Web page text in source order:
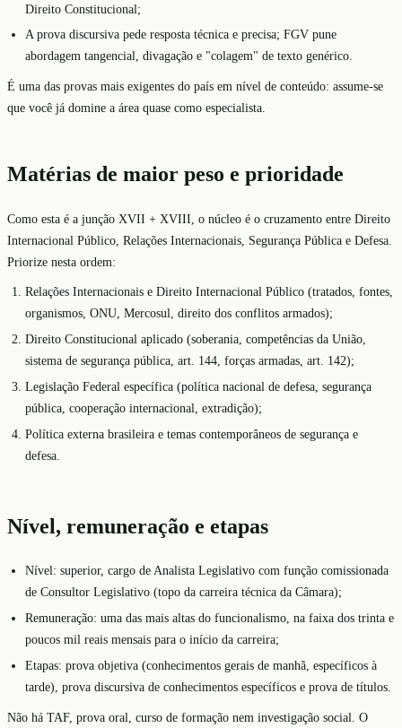
Direito Constitucional;
A prova discursiva pede resposta técnica e precisa; FGV pune
abordagem tangencial, divagação e "colagem" de texto genérico.
É uma das provas mais exigentes do país em nível de conteúdo: assume-se
que você já domine a área quase como especialista.
Matérias de maior peso e prioridade
Como esta é a junção XVII + XVIII, o núcleo é o cruzamento entre Direito
Internacional Público, Relações Internacionais, Segurança Pública e Defesa.
Priorize nesta ordem:
Relações Internacionais e Direito Internacional Público (tratados, fontes,
organismos, ONU, Mercosul, direito dos conflitos armados);
Direito Constitucional aplicado (soberania, competências da União,
sistema de segurança pública, art. 144, forças armadas, art. 142);
Legislação Federal específica (política nacional de defesa, segurança
pública, cooperação internacional, extradição);
Política externa brasileira e temas contemporâneos de segurança e
defesa.
Nível, remuneração e etapas
Nível: superior, cargo de Analista Legislativo com função comissionada
de Consultor Legislativo (topo da carreira técnica da Câmara);
Remuneração: uma das mais altas do funcionalismo, na faixa dos trinta e
poucos mil reais mensais para o início da carreira;
Etapas: prova objetiva (conhecimentos gerais de manhã, específicos à
tarde), prova discursiva de conhecimentos específicos e prova de títulos.
Não há TAF, prova oral, curso de formação nem investigação social. O